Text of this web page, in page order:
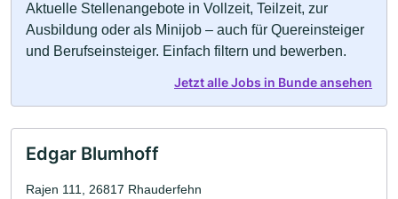
Aktuelle Stellenangebote in Vollzeit, Teilzeit, zur
Ausbildung oder als Minijob – auch für Quereinsteiger
und Berufseinsteiger. Einfach filtern und bewerben.
Jetzt alle Jobs in Bunde ansehen
Edgar Blumhoff
Rajen 111, 26817 Rhauderfehn